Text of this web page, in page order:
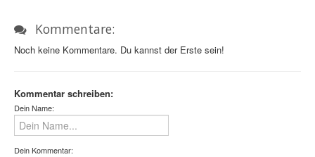
Kommentare:
Noch keine Kommentare. Du kannst der Erste sein!
Kommentar schreiben:
Dein Name:
Dein Kommentar: